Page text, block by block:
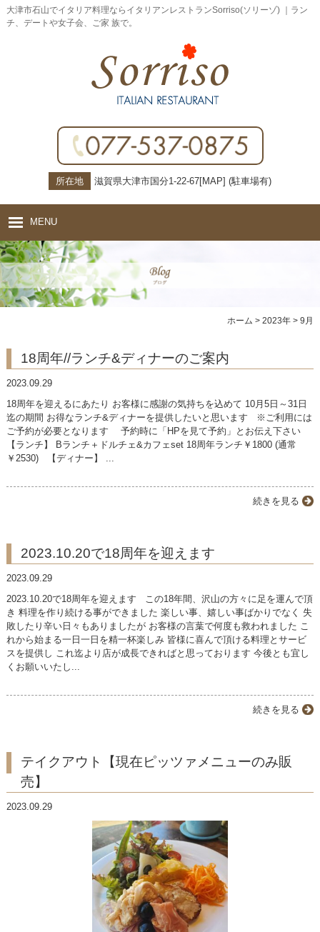
大津市石山でイタリア料理ならイタリアンレストランSorriso(ソリーゾ) ｜ラン
チ、デートや女子会、ご家 族で。
所在地 滋賀県大津市国分1-22-67[MAP] (駐車場有)
MENU
ホーム
コンセプト
アラカルト
コース
ドリンク
ホーム >2023年 >9月
18周年//ランチ&ディナーのご案内
2023.09.29
18周年を迎えるにあたり お客様に感謝の気持ちを込めて 10月5日～31日
迄の期間 お得なランチ&ディナーを提供したいと思います ※ご利用には
ご予約が必要となります 予約時に「HPを見て予約」とお伝え下さい
【ランチ】 Bランチ＋ドルチェ&カフェset 18周年ランチ￥1800 (通常
￥2530) 【ディナー】 ...
続きを見る
2023.10.20で18周年を迎えます
2023.09.29
2023.10.20で18周年を迎えます この18年間、沢山の方々に足を運んで頂
き 料理を作り続ける事ができました 楽しい事、嬉しい事ばかりでなく 失
敗したり辛い日々もありましたが お客様の言葉で何度も救われました こ
れから始まる一日一日を精一杯楽しみ 皆様に喜んで頂ける料理とサービ
スを提供し これ迄より店が成長できればと思っております 今後とも宜し
くお願いいたし...
続きを見る
テイクアウト【現在ピッツァメニューのみ販
売】
2023.09.29